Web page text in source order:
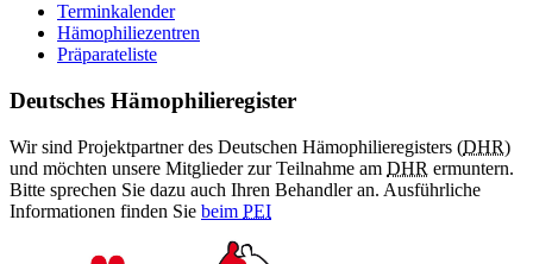
Terminkalender
Hämophiliezentren
Präparateliste
Deutsches Hämophilieregister
Wir sind Projektpartner des Deutschen Hämophilieregisters (DHR)
und möchten unsere Mitglieder zur Teilnahme am DHR ermuntern.
Bitte sprechen Sie dazu auch Ihren Behandler an. Ausführliche
Informationen finden Sie beim PEI